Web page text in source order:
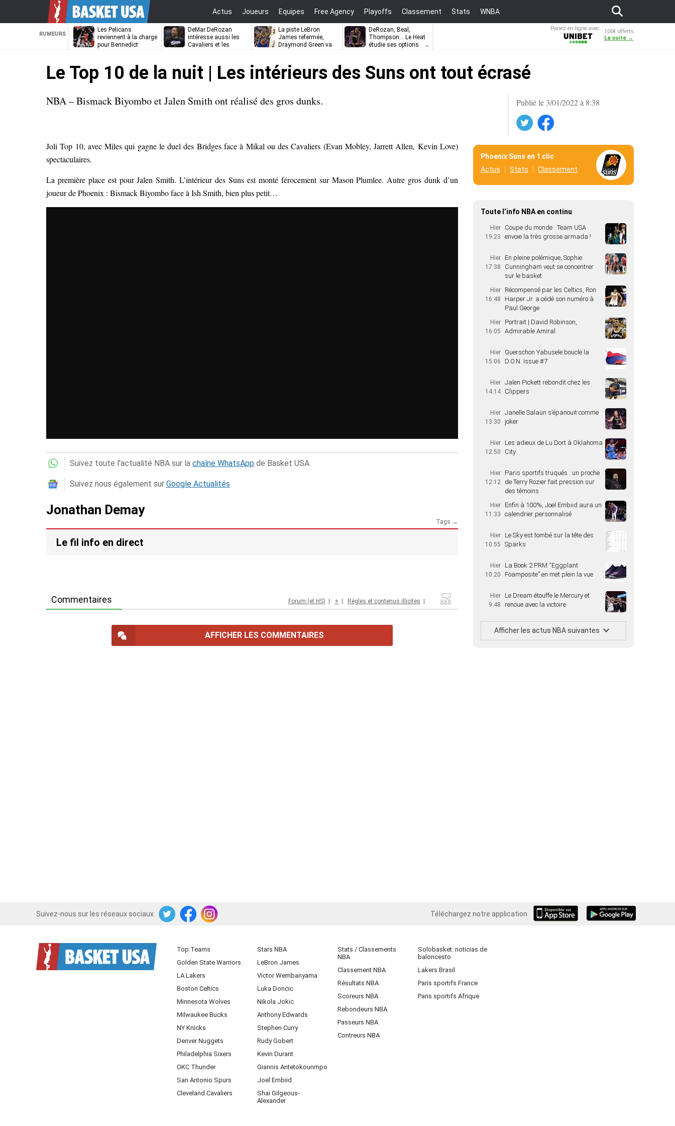
Actus Joueurs Equipes Free Agency Playoffs Classement Stats WNBA
RUMEURS
Les Pelicans
reviennent à la charge
pour Bennedict
DeMar DeRozan
intéresse aussi les
Cavaliers et les
La piste LeBron
James refermée,
Draymond Green va
DeRozan, Beal,
Thompson… Le Heat
étudie ses options
Pariez en ligne avec
100€ offerts
La suite →
Le Top 10 de la nuit | Les intérieurs des Suns ont tout écrasé
Publié le 3/01/2022 à 8:38
Facebook
NBA – Bismack Biyombo et Jalen Smith ont réalisé des gros dunks.
Joli Top 10, avec Miles qui gagne le duel des Bridges face à Mikal ou des Cavaliers (Evan Mobley, Jarrett Allen, Kevin Love)
spectaculaires.
La première place est pour Jalen Smith. L’intérieur des Suns est monté férocement sur Mason Plumlee. Autre gros dunk d’un
joueur de Phoenix : Bismack Biyombo face à Ish Smith, bien plus petit…
Suivez toute l'actualité NBA sur la chaîne WhatsApp de Basket USA
Suivez nous également sur Google Actualités
Jonathan Demay
Tags →
Le fil info en direct
Commentaires Forum (et HS) + Règles et contenus illicites
AFFICHER LES COMMENTAIRES
Phoenix Suns en 1 clic
Actus
Stats Classement
Toute l’info NBA en continu
Hier
19:23
Coupe du monde : Team USA
envoie la très grosse armada !
Hier
17:38
En pleine polémique, Sophie
Cunningham veut se concentrer
sur le basket
Hier
16:48
Récompensé par les Celtics, Ron
Harper Jr. a cédé son numéro à
Paul George
Hier
16:05
Portrait | David Robinson,
Admirable Amiral
Hier
15:06
Guerschon Yabusele boucle la
D.O.N. Issue #7
Hier
14:14
Jalen Pickett rebondit chez les
Clippers
Hier
13:30
Janelle Salaün s’épanouit comme
joker
Hier
12:50
Les adieux de Lu Dort à Oklahoma
City
Hier
12:12
Paris sportifs truqués : un proche
de Terry Rozier fait pression sur
des témoins
Hier
11:33
Enfin à 100%, Joel Embiid aura un
calendrier personnalisé
Hier
10:55
Le Sky est tombé sur la tête des
Sparks
Hier
10:20
La Book 2 PRM “Eggplant
Foamposite” en met plein la vue
Hier
9:48
Le Dream étouffe le Mercury et
renoue avec la victoire
Afficher les actus NBA suivantes
Suivez-nous sur les réseaux sociaux
TwitterFacebookInstagram Téléchargez notre application
iOS Android
Top Teams
Golden State Warriors
LA Lakers
Boston Celtics
Minnesota Wolves
Milwaukee Bucks
NY Knicks
Denver Nuggets
Philadelphia Sixers
OKC Thunder
San Antonio Spurs
Cleveland Cavaliers
Stars NBA
LeBron James
Victor Wembanyama
Luka Doncic
Nikola Jokic
Anthony Edwards
Stephen Curry
Rudy Gobert
Kevin Durant
Giannis Antetokounmpo
Joel Embiid
Shai Gilgeous-
Alexander
Stats / Classements
NBA
Classement NBA
Résultats NBA
Scoreurs NBA
Rebondeurs NBA
Passeurs NBA
Contreurs NBA
Solobasket: noticias de
baloncesto
Lakers Brasil
Paris sportifs France
Paris sportifs Afrique